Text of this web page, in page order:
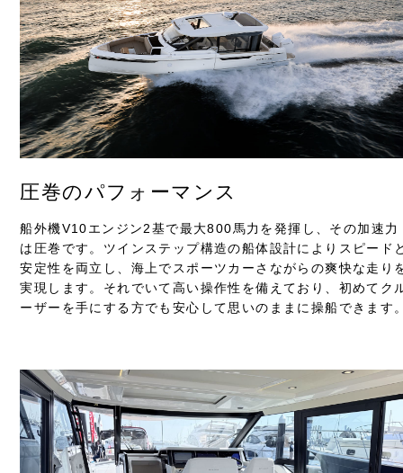
圧巻のパフォーマンス
船外機V10エンジン2基で最大800馬力を発揮し、その加速力
は圧巻です。ツインステップ構造の船体設計によりスピード
安定性を両立し、海上でスポーツカーさながらの爽快な走り
実現します。それでいて高い操作性を備えており、初めてク
ーザーを手にする方でも安心して思いのままに操船できます